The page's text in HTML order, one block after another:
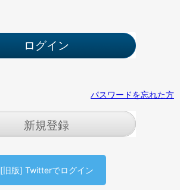
パスワードを忘れた方
新規登録
[旧版] Twitterでログイン